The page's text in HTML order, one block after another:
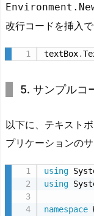
改行コードを挿入で
textBox.
5. サンプルコ
以下に、テキスト
プリケーションの
using
using
namespace